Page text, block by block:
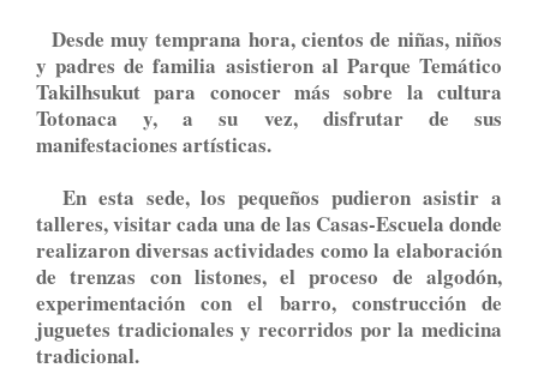
Desde muy temprana hora, cientos de niñas, niños
y padres de familia asistieron al Parque Temático
Takilhsukut para conocer más sobre la cultura
Totonaca y, a su vez, disfrutar de sus
manifestaciones artísticas.
En esta sede, los pequeños pudieron asistir a
talleres, visitar cada una de las Casas-Escuela donde
realizaron diversas actividades como la elaboración
de trenzas con listones, el proceso de algodón,
experimentación con el barro, construcción de
juguetes tradicionales y recorridos por la medicina
tradicional.